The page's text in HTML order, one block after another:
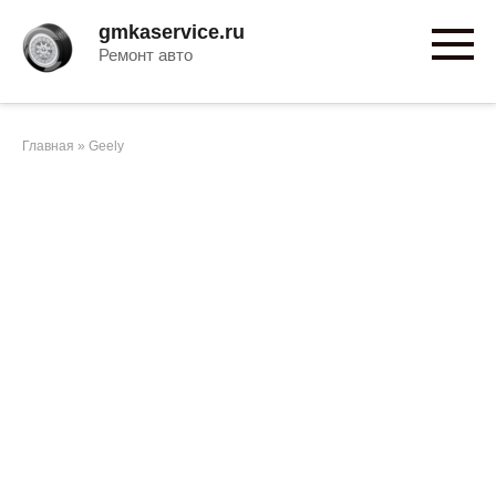
контенту
gmkaservice.ru
Ремонт авто
Главная » Geely